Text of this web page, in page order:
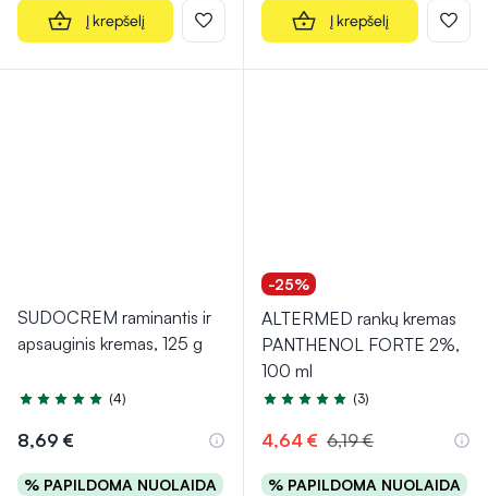
Į krepšelį Į krepšelį
SUDOCREM raminantis ir
apsauginis kremas, 125 g
Įvertinimas 5.0 iš 5
(4)
8,69 €
% PAPILDOMA NUOLAIDA
-25%
ALTERMED rankų kremas
PANTHENOL FORTE 2%,
100 ml
Įvertinimas 5.0 iš 5
(3)
4,64 € 6,19 €
% PAPILDOMA NUOLAIDA